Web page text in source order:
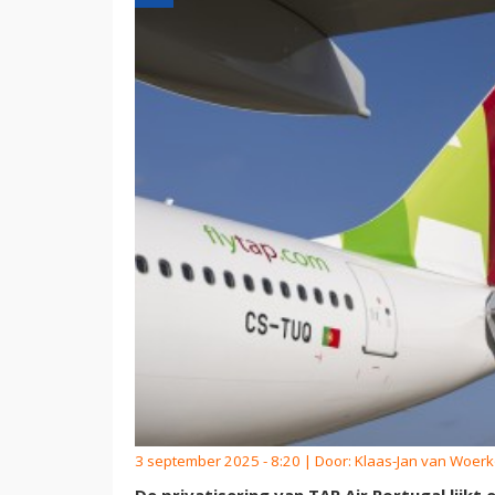
3 september 2025 - 8:20 | Door: Klaas-Jan van